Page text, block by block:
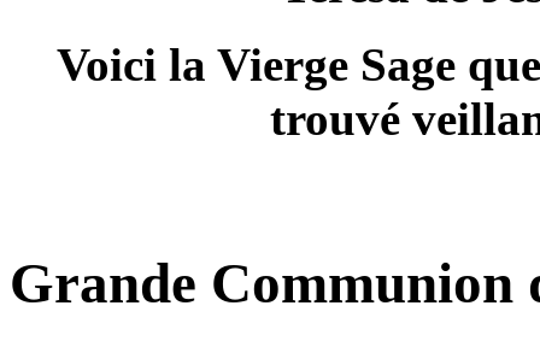
Voici la Vierge Sage
trouvé
Grande Communion